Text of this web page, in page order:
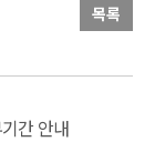
목록
간 안내